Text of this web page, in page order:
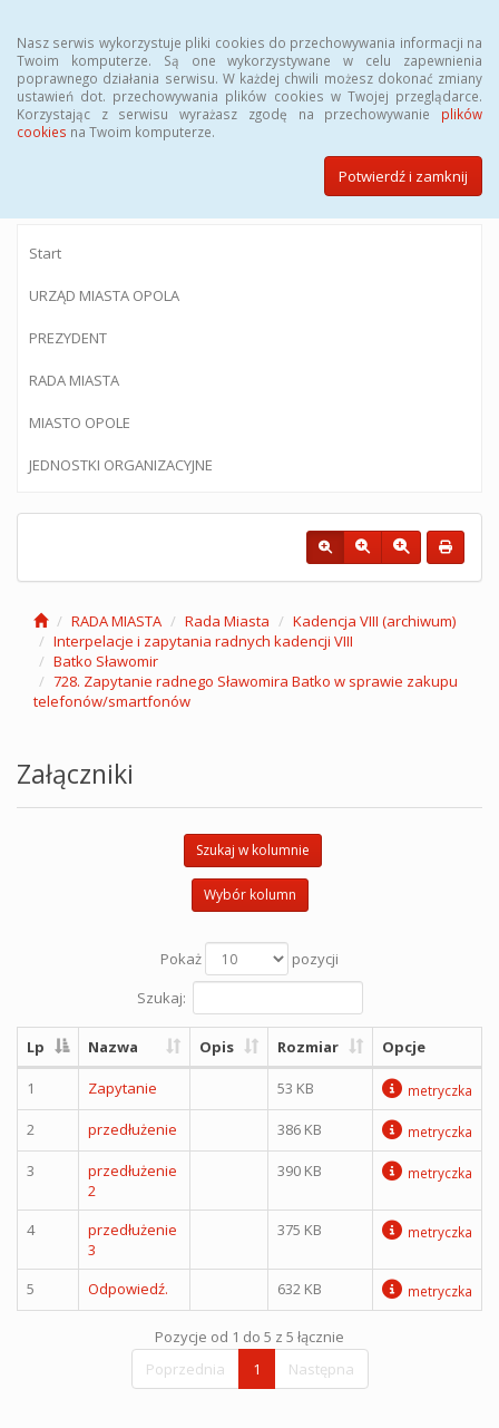
Nasz serwis wykorzystuje pliki cookies do przechowywania informacji na
Twoim komputerze. Są one wykorzystywane w celu zapewnienia
poprawnego działania serwisu. W każdej chwili możesz dokonać zmiany
ustawień dot. przechowywania plików cookies w Twojej przeglądarce.
Korzystając z serwisu wyrażasz zgodę na przechowywanie plików
cookies na Twoim komputerze.
Potwierdź i zamknij
BIULETYN INFORMACJI PUBLICZNEJ
Urzędu Miasta Opola
Start
URZĄD MIASTA OPOLA
PREZYDENT
RADA MIASTA
MIASTO OPOLE
JEDNOSTKI ORGANIZACYJNE
RADA MIASTA Rada Miasta
Kadencja VIII (archiwum)
Interpelacje i zapytania radnych kadencji VIII
Batko Sławomir
728. Zapytanie radnego Sławomira Batko w sprawie zakupu
telefonów/smartfonów
Załączniki
Szukaj w kolumnie
Wybór kolumn
Pokaż
pozycji
Szukaj:
Lp Nazwa Opis Rozmiar Opcje
1 Zapytanie 53 KB metryczka
2 przedłużenie 386 KB metryczka
3
przedłużenie
2
390 KB metryczka
4
przedłużenie
3
375 KB metryczka
5 Odpowiedź. 632 KB metryczka
Pozycje od 1 do 5 z 5 łącznie
Poprzednia
1 Następna